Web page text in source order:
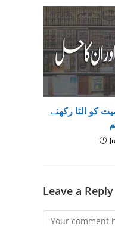
کو الٹا رکھنے
Leave a Reply
Comment